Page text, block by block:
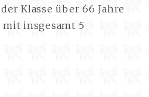
Klasse über 66 Jahre
insgesamt 5